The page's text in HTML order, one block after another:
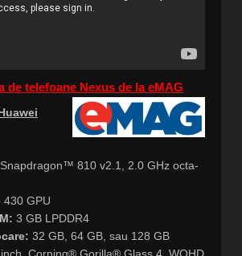
de telefoane Nexus de la eMAG
810 v2.1, 2.0 GHz octa-
430 GPU
3 GB LPDDR4
32 GB, 64 GB, sau 128 GB